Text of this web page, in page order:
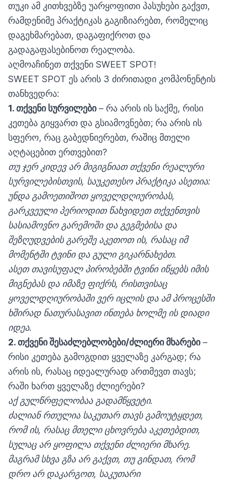
თუკი ამ კითხვებზე უარყოფითი პასუხები გაქვთ,
რამდენიმე პრაქტიკას გაგიზიარებთ, რომელიც
დაგეხმარებათ, დაგაფიქროთ და
გადაგაფასებინოთ რეალობა.
აღმოაჩინეთ თქვენი SWEET SPOT!
SWEET SPOT ეს არის 3 ძირითადი კომპონენტის
თანხვედრა:
1. თქვენი სურვილები– რა არის ის საქმე, რისი
კეთება გიყვართ და გსიამოვნებთ; რა არის ის
სფერო, რაც გაბედნიერებთ, რაშიც მთელი
აღტაცებით ერთვებით?
თუ ჯერ კიდევ არ მიგიგნიათ თქვენი რეალური
სურვილებისთვის, საუკეთესო პრაქტიკა ასეთია:
უნდა გამოეთიშოთ ყოველდღიურობას,
გარკვეული პერიოდით წახვიდეთ თქვენთვის
სასიამოვნო გარემოში და გეგმებისა და
შეზღუდვების გარეშე აკეთოთ ის, რასაც იმ
მომენტში ტვინი და გული გიკარნახებთ.
ასეთ თავისუფალპირობებში ტვინი იწყებს იმის
მიგნებას და იმაზე ფიქრს, რისთვისაც
ყოველდღიურობაში ვერ იცლის და ამ პროცესში
ხშირად ნათურასავით ინთება ხოლმე ის დიადი
იდეა.
2. თქვენი შესაძლებლობები/ძლიერი მხარები–
რისი კეთება გამოგდით ყველაზე კარგად; რა
არის ის, რასაც იდეალურად ართმევთ თავს;
რაში ხართ ყველაზე ძლიერები?
აქგულწრფელობაა გადამწყვეტი.
ძალიანრთულია საკუთარ თავს გამოუტყდეთ,
რომ ის, რასაც მთელი ცხოვრება აკეთებდით,
სულაც არ ყოფილა თქვენი ძლიერი მხარე.
მაგრამ სხვა გზა არ გაქვთ, თუ გინდათ, რომ
დრო არ დაკარგოთ, საკუთარი